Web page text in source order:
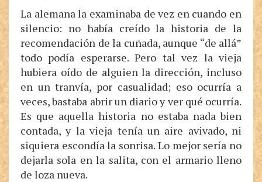
La alemana la examinaba de vez en cuando en
silencio: no había creído la historia de la
recomendación de la cuñada, aunque “de allá”
todo podía esperarse. Pero tal vez la vieja
hubiera oído de alguien la dirección, incluso
en un tranvía, por casualidad; eso ocurría a
veces, bastaba abrir un diario y ver qué ocurría.
Es que aquella historia no estaba nada bien
contada, y la vieja tenía un aire avivado, ni
siquiera escondía la sonrisa. Lo mejor sería no
dejarla sola en la salita, con el armario lleno
de loza nueva.